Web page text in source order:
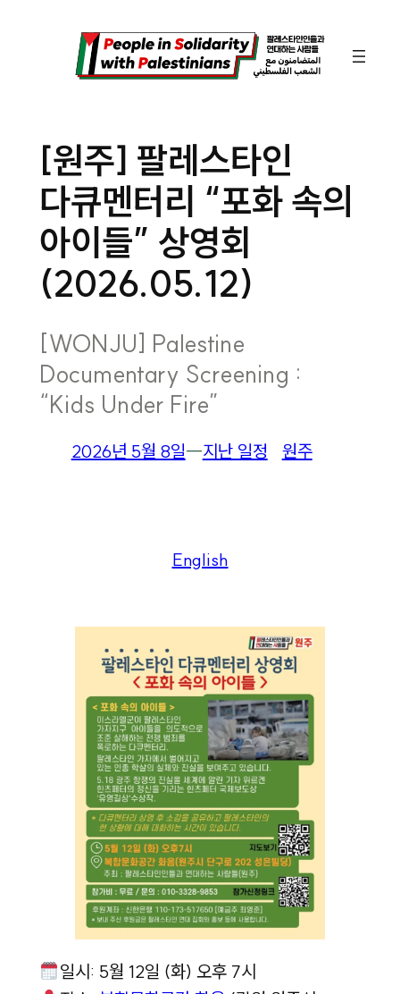
[원주] 팔레스타인
다큐멘터리 “포화 속의
아이들” 상영회
(2026.05.12)
[WONJU] Palestine
Documentary Screening :
“Kids Under Fire”
2026년 5월 8일―지난 일정 원주
English
일시: 5월 12일 (화) 오후 7시